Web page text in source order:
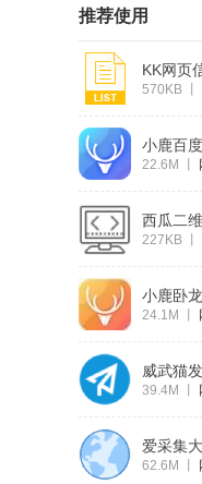
推荐使用
570KB
小鹿百
22.6M
西瓜二
227KB
小鹿卧
24.1M
威武猫
39.4M
爱采集
62.6M